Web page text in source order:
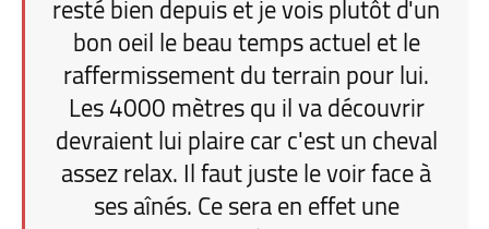
resté bien depuis et je vois plutôt d'un
bon oeil le beau temps actuel et le
raffermissement du terrain pour lui.
Les 4000 mètres qu il va découvrir
devraient lui plaire car c'est un cheval
assez relax. Il faut juste le voir face à
ses aînés. Ce sera en effet une